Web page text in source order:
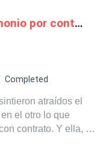
por contrato
Completed
atraídos el
el otro lo que
contrato. Y ella, un